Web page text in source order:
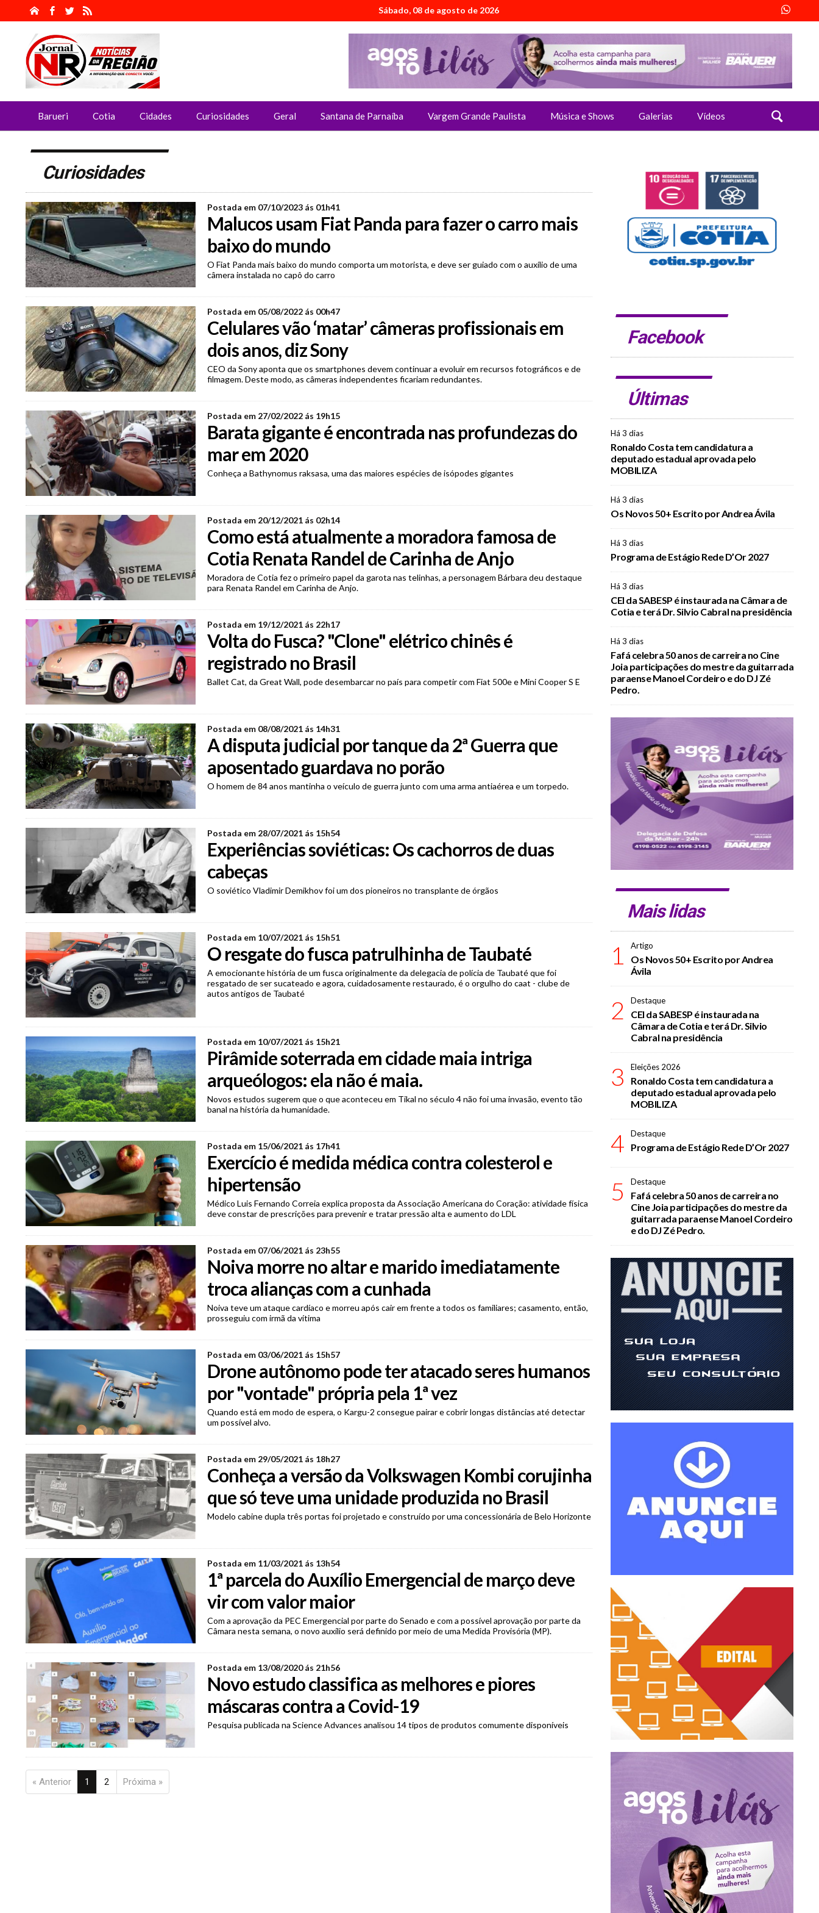
Sábado, 08 de agosto de 2026
Barueri Cotia Cidades Curiosidades Geral Santana de Parnaíba Vargem Grande Paulista Música e Shows Galerias Vídeos
Curiosidades
Postada em 07/10/2023 ás 01h41
Malucos usam Fiat Panda para fazer o carro mais
baixo do mundo
O Fiat Panda mais baixo do mundo comporta um motorista, e deve ser guiado com o auxílio de uma
câmera instalada no capô do carro
Postada em 05/08/2022 ás 00h47
Celulares vão ‘matar’ câmeras profissionais em
dois anos, diz Sony
CEO da Sony aponta que os smartphones devem continuar a evoluir em recursos fotográficos e de
filmagem. Deste modo, as câmeras independentes ficariam redundantes.
Postada em 27/02/2022 ás 19h15
Barata gigante é encontrada nas profundezas do
mar em 2020
Conheça a Bathynomus raksasa, uma das maiores espécies de isópodes gigantes
Postada em 20/12/2021 ás 02h14
Como está atualmente a moradora famosa de
Cotia Renata Randel de Carinha de Anjo
Moradora de Cotia fez o primeiro papel da garota nas telinhas, a personagem Bárbara deu destaque
para Renata Randel em Carinha de Anjo.
Postada em 19/12/2021 ás 22h17
Volta do Fusca? "Clone" elétrico chinês é
registrado no Brasil
Ballet Cat, da Great Wall, pode desembarcar no país para competir com Fiat 500e e Mini Cooper S E
Postada em 08/08/2021 ás 14h31
A disputa judicial por tanque da 2ª Guerra que
aposentado guardava no porão
O homem de 84 anos mantinha o veículo de guerra junto com uma arma antiaérea e um torpedo.
Postada em 28/07/2021 ás 15h54
Experiências soviéticas: Os cachorros de duas
cabeças
O soviético Vladimir Demikhov foi um dos pioneiros no transplante de órgãos
Postada em 10/07/2021 ás 15h51
O resgate do fusca patrulhinha de Taubaté
A emocionante história de um fusca originalmente da delegacia de polícia de Taubaté que foi
resgatado de ser sucateado e agora, cuidadosamente restaurado, é o orgulho do caat - clube de
autos antigos de Taubaté
Postada em 10/07/2021 ás 15h21
Pirâmide soterrada em cidade maia intriga
arqueólogos: ela não é maia.
Novos estudos sugerem que o que aconteceu em Tikal no século 4 não foi uma invasão, evento tão
banal na história da humanidade.
Postada em 15/06/2021 ás 17h41
Exercício é medida médica contra colesterol e
hipertensão
Médico Luis Fernando Correia explica proposta da Associação Americana do Coração: atividade física
deve constar de prescrições para prevenir e tratar pressão alta e aumento do LDL
Postada em 07/06/2021 ás 23h55
Noiva morre no altar e marido imediatamente
troca alianças com a cunhada
Noiva teve um ataque cardíaco e morreu após cair em frente a todos os familiares; casamento, então,
prosseguiu com irmã da vítima
Postada em 03/06/2021 ás 15h57
Drone autônomo pode ter atacado seres humanos
por "vontade" própria pela 1ª vez
Quando está em modo de espera, o Kargu-2 consegue pairar e cobrir longas distâncias até detectar
um possível alvo.
Postada em 29/05/2021 ás 18h27
Conheça a versão da Volkswagen Kombi corujinha
que só teve uma unidade produzida no Brasil
Modelo cabine dupla três portas foi projetado e construído por uma concessionária de Belo Horizonte
Postada em 11/03/2021 ás 13h54
1ª parcela do Auxílio Emergencial de março deve
vir com valor maior
Com a aprovação da PEC Emergencial por parte do Senado e com a possível aprovação por parte da
Câmara nesta semana, o novo auxílio será definido por meio de uma Medida Provisória (MP).
Postada em 13/08/2020 ás 21h56
Novo estudo classifica as melhores e piores
máscaras contra a Covid-19
Pesquisa publicada na Science Advances analisou 14 tipos de produtos comumente disponíveis
« Anterior 1 2 Próxima »
Facebook
Últimas
Há 3 dias
Ronaldo Costa tem candidatura a
deputado estadual aprovada pelo
MOBILIZA
Há 3 dias
Os Novos 50+ Escrito por Andrea Ávila
Há 3 dias
Programa de Estágio Rede D’Or 2027
Há 3 dias
CEI da SABESP é instaurada na Câmara de
Cotia e terá Dr. Silvio Cabral na presidência
Há 3 dias
Fafá celebra 50 anos de carreira no Cine
Joia participações do mestre da guitarrada
paraense Manoel Cordeiro e do DJ Zé
Pedro.
Mais lidas
1 Artigo
Os Novos 50+ Escrito por Andrea
Ávila
2 Destaque
CEI da SABESP é instaurada na
Câmara de Cotia e terá Dr. Silvio
Cabral na presidência
3 Eleições 2026
Ronaldo Costa tem candidatura a
deputado estadual aprovada pelo
MOBILIZA
4 Destaque
Programa de Estágio Rede D’Or 2027
5 Destaque
Fafá celebra 50 anos de carreira no
Cine Joia participações do mestre da
guitarrada paraense Manoel Cordeiro
e do DJ Zé Pedro.